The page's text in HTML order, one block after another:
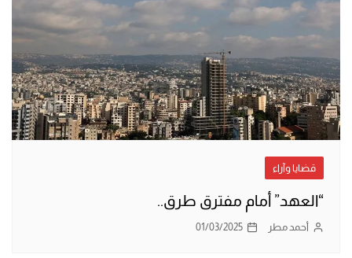
قضايا وآراء
“العهد” أمام مفترق طرق..
أحمد مطر 01/03/2025